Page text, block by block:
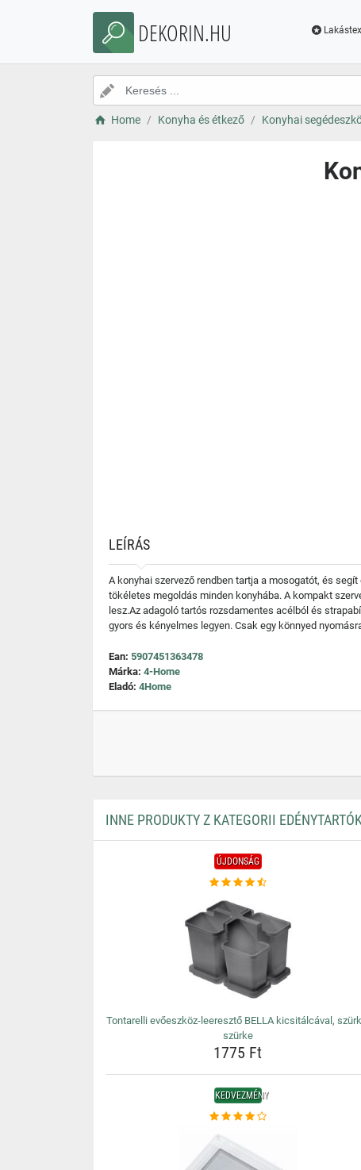
DEKORIN.HU
Home Konyha és étkező Konyhai
LEÍRÁS
A konyhai szervező rendben tartja a mosogatót, és
tökéletes megoldás minden konyhába. A kompakt
lesz.Az adagoló tartós rozsdamentes acélból és
gyors és kényelmes legyen. Csak egy könnyed
Ean: 5907451363478
Márka: 4-Home
Eladó: 4Home
INNE PRODUKTY Z KATEGORII
ÚJDONSÁG
Tontarelli evőeszköz-leeresztő BELLA kicsitálcával,
szürke
1775 Ft
KEDVEZMÉNY